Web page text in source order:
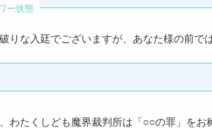
ー状態
破りな入廷でございますが、あなた様の前
わたくしども魔界裁判所は「○○の罪」を